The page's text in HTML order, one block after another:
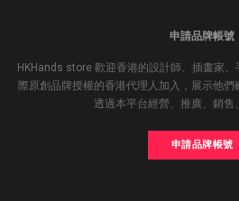
申請品牌帳號
HKHands store 歡迎香港的設計師、插畫家
際原創品牌授權的香港代理人加入，展示他
透過本平台經營、推廣、銷售
申請品牌帳號